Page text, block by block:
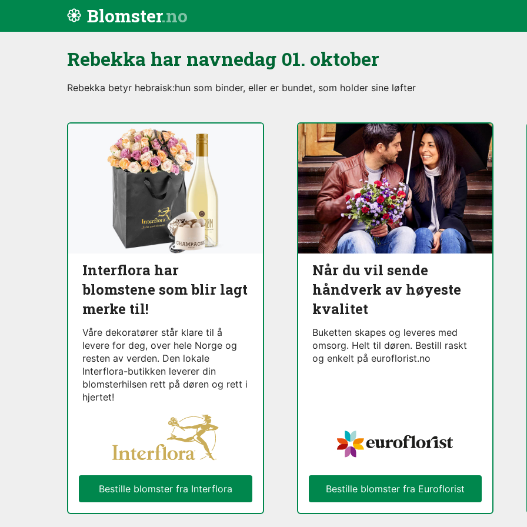
Blomster
Rebekka har navnedag 01. oktober
Rebekka betyr hebraisk:hun som binder, eller er bundet, som holder sine løfter
Interflora har
blomstene som blir lagt
merke til!
Våre dekoratører står klare til å
levere for deg, over hele Norge og
resten av verden. Den lokale
Interflora-butikken leverer din
blomsterhilsen rett på døren og rett i
hjertet!
Bestille blomster fra Interflora
Når du vil sende
håndverk av høyeste
kvalitet
Buketten skapes og leveres med
omsorg. Helt til døren. Bestill raskt
og enkelt på euroflorist.no
Bestille blomster fra Euroflorist